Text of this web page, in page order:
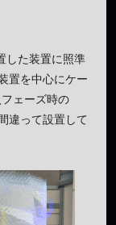
した装置に照準
置を中心にケー
ェーズ時の
違って設置して